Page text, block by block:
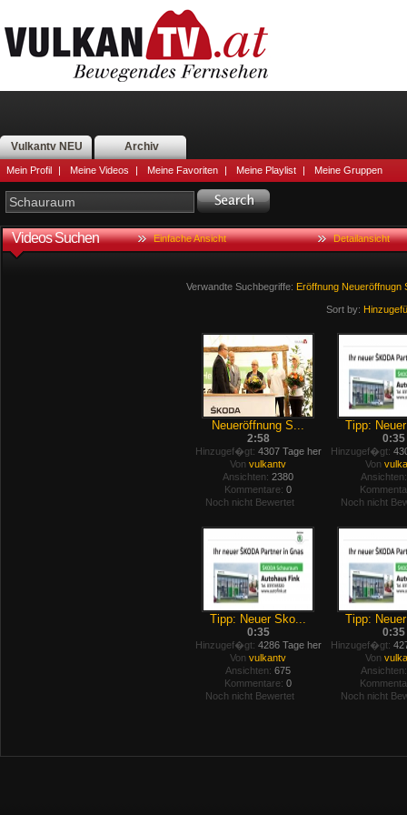
Vulkantv NEU Archiv
Mein Profil | Meine Videos | Meine Favoriten | Meine Playlist | Meine Gruppen
Videos Suchen Einfache Ansicht Detailansicht
Verwandte Suchbegriffe: Eröffnung Neueröffnugn
Sort by:
Neueröffnung S...
2:58
Hinzugef�gt: 4307 Tage her
Von vulkantv
Ansichten: 2380
Kommentare: 0
Noch nicht Bewertet
Tipp:
0:35
Hinzugef�gt:
Von
Ansichten:
Noch nicht
Tipp: Neuer Sko...
0:35
Hinzugef�gt: 4286 Tage her
Von vulkantv
Ansichten: 675
Kommentare: 0
Noch nicht Bewertet
Tipp:
0:35
Hinzugef�gt:
Von
Ansichten:
Noch nicht